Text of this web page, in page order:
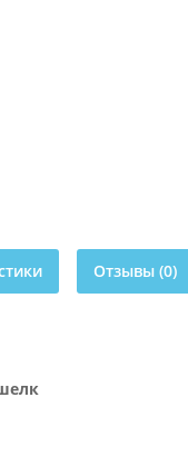
Отзывы (0)